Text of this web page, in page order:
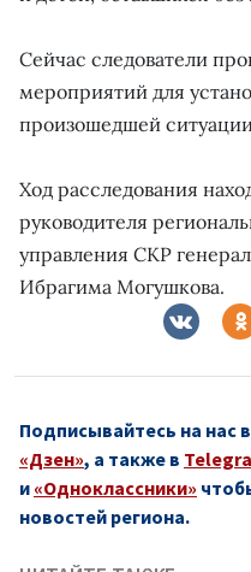
Сейчас следователи
мероприятий для
произошедшей
Ход расследования
руководителя
управления СКР
Ибрагима Могушкова.
Подписывайтесь на нас
«Дзен», а также в
и «Одноклассники»
новостей региона.